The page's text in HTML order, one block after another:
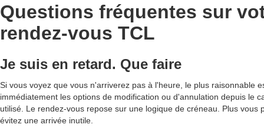
Questions fréquentes sur
rendez-vous TCL
Je suis en retard. Que faire
Si vous voyez que vous n'arriverez pas à l'heure, le plus raisonnable
immédiatement les options de modification ou d'annulation depuis le
utilisé. Le rendez-vous repose sur une logique de créneau. Plus vous
évitez une arrivée inutile.